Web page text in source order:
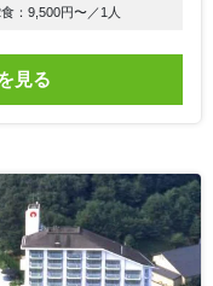
：9,500円〜／1人
見る